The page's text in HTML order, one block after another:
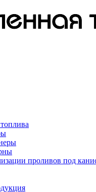
проливов под